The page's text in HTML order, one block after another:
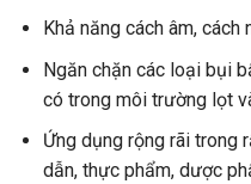
Khả năng cách âm, cách
Ngăn chặn các loại bụi
có trong môi trường lọt
Ứng dụng rộng rãi trong
dẫn, thực phẩm, dược